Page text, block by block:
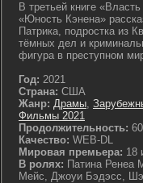
В третьей книге
«Юность Кэнена»
Патрика, подростка из
тёмных дел и
фигура в преступном
Год: 2021
Страна: США
Жанр: Драмы,
Фильмы 2021
Продолжительность:
Качество: WEB-DL
Мировая премьера: 18
В ролях: Патина Ренеа
Мейс, Джоуи Бэдэсс,